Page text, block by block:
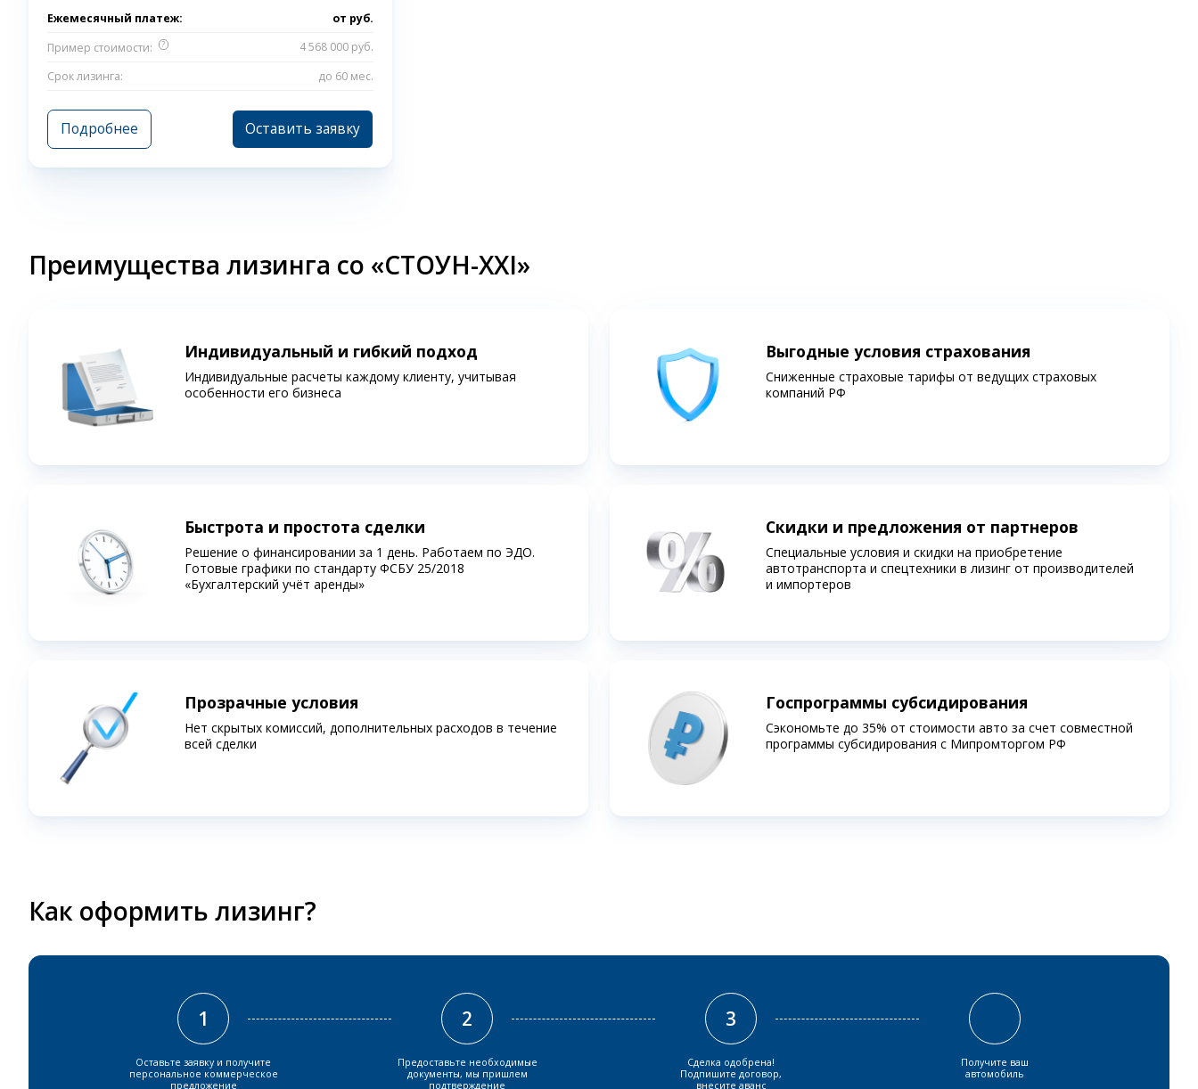
Ежемесячный платеж: от руб.
Пример стоимости:
?
4 568 000 руб.
Срок лизинга:
до 60 мес.
Подробнее Оставить заявку
Преимущества лизинга со «СТОУН-XXI»
Индивидуальный и гибкий подход
Индивидуальные расчеты каждому клиенту, учитывая
особенности его бизнеса
Быстрота и простота сделки
Решение о финансировании за 1 день. Работаем по ЭДО.
Готовые графики по стандарту ФСБУ 25/2018
«Бухгалтерский учёт аренды»
Прозрачные условия
Нет скрытых комиссий, дополнительных расходов в течение
всей сделки
Выгодные условия страхования
Сниженные страховые тарифы от ведущих страховых
компаний РФ
Скидки и предложения от партнеров
Специальные условия и скидки на приобретение
автотранспорта и спецтехники в лизинг от производителей
и импортеров
Госпрограммы субсидирования
Сэкономьте до 35% от стоимости авто за счет совместной
программы субсидирования c Мипромторгом РФ
Как оформить лизинг?
1
Оставьте заявку и получите
персональное коммерческое
предложение
2
Предоставьте необходимые
документы, мы пришлем
подтверждение
3
Сделка одобрена!
Подпишите договор,
внесите аванс
Получите ваш
автомобиль